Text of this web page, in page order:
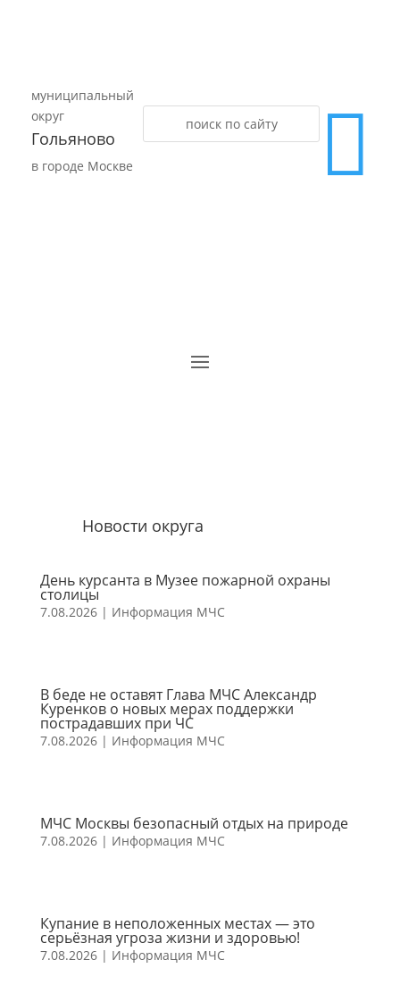
муниципальный
округ
Гольяново
в городе Москве 
Новости округа
День курсанта в Музее пожарной охраны
столицы
7.08.2026| Информация МЧС
В беде не оставят Глава МЧС Александр
Куренков о новых мерах поддержки
пострадавших при ЧС
7.08.2026| Информация МЧС
МЧС Москвы безопасный отдых на природе
7.08.2026| Информация МЧС
Купание в неположенных местах — это
серьёзная угроза жизни и здоровью!
7.08.2026| Информация МЧС